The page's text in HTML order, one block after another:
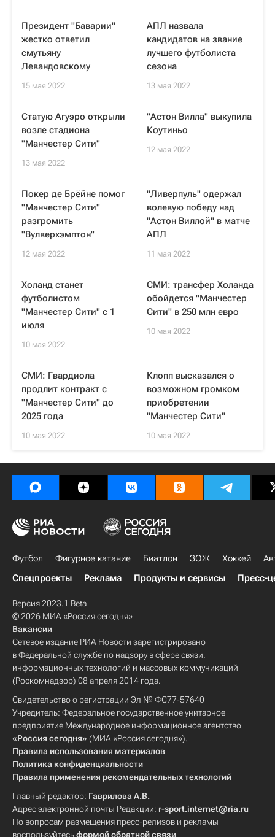
Президент "Баварии"
жестко ответил
смутьяну
Левандовскому
15 мая 2022
АПЛ назвала
кандидатов на звание
лучшего футболиста
сезона
13 мая 2022
Статую Агуэро открыли
возле стадиона
"Манчестер Сити"
13 мая 2022
"Астон Вилла" выкупила
Коутиньо
12 мая 2022
Покер де Брёйне помог
"Манчестер Сити"
разгромить
"Вулверхэмптон"
12 мая 2022
"Ливерпуль" одержал
волевую победу над
"Астон Виллой" в матче
АПЛ
11 мая 2022
Холанд станет
футболистом
"Манчестер Сити" с 1
июля
10 мая 2022
СМИ: трансфер Холанда
обойдется "Манчестер
Сити" в 250 млн евро
10 мая 2022
СМИ: Гвардиола
продлит контракт с
"Манчестер Сити" до
2025 года
10 мая 2022
Клопп высказался о
возможном громком
приобретении
"Манчестер Сити"
10 мая 2022
Футбол Фигурное катание Биатлон ЗОЖ Хоккей
Спецпроекты
Реклама Продукты и сервисы Пресс-
Версия 2023.1 Beta
© 2026 МИА «Россия сегодня»
Вакансии
Сетевое издание РИА Новости зарегистрировано
в Федеральной службе по надзору в сфере связи,
информационных технологий и массовых коммуникаций
(Роскомнадзор) 08 апреля 2014 года.
Свидетельство о регистрации Эл № ФС77-57640
Учредитель: Федеральное государственное унитарное
предприятие Международное информационное агентство
«Россия сегодня» (МИА «Россия сегодня»).
Правила использования материалов
Политика конфиденциальности
Правила применения рекомендательных технологий
Главный редактор: Гаврилова А.В.
Адрес электронной почты Редакции: r-sport.internet@ria.ru
По вопросам размещения пресс-релизов и рекламы
воспользуйтесьформой обратной связи